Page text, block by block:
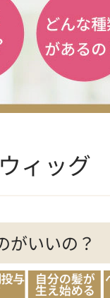
ィッグ
がいいの？